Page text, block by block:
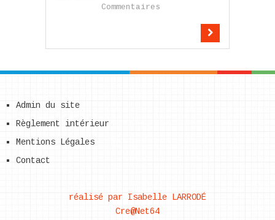
Commentaires
Admin du site
Règlement intérieur
Mentions Légales
Contact
réalisé par Isabelle LARRODÉ
Cre@Net64